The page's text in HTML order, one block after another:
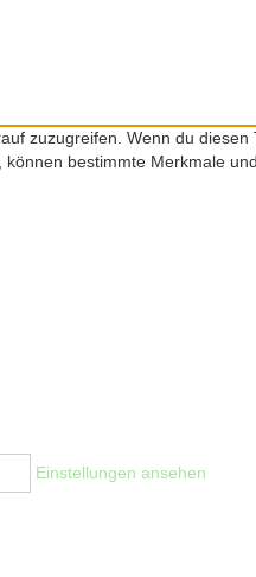
zuzugreifen. Wenn du
bestimmte Merkmale
Einstellungen ansehen